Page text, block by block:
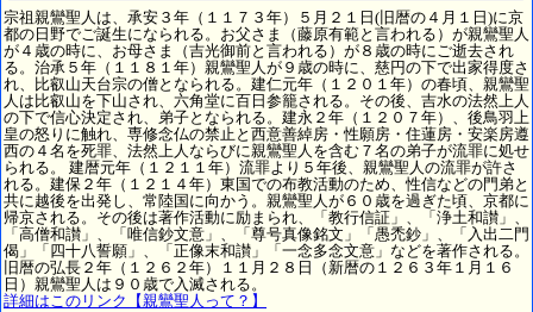
宗祖親鸞聖人は、承安３年（１１７３年）５月２１日(旧暦の４月１日)に京
都の日野でご誕生になられる。お父さま（藤原有範と言われる）が親鸞聖人
が４歳の時に、お母さま（吉光御前と言われる）が８歳の時にご逝去され
る。治承５年（１１８１年）親鸞聖人が９歳の時に、慈円の下で出家得度さ
れ、比叡山天台宗の僧となられる。建仁元年（１２０１年）の春頃、親鸞聖
人は比叡山を下山され、六角堂に百日参籠される。その後、吉水の法然上人
の下で信心決定され、弟子となられる。建永２年（１２０７年）、後鳥羽上
皇の怒りに触れ、専修念仏の禁止と西意善綽房・性願房・住蓮房・安楽房遵
西の４名を死罪、法然上人ならびに親鸞聖人を含む７名の弟子が流罪に処せ
られる。 建暦元年（１２１１年）流罪より５年後、親鸞聖人の流罪が許さ
れる。建保２年（１２１４年）東国での布教活動のため、性信などの門弟と
共に越後を出発し、常陸国に向かう。親鸞聖人が６０歳を過ぎた頃、京都に
帰京される。その後は著作活動に励まられ、「教行信証」、「浄土和讃」、
「高僧和讃」、「唯信鈔文意」、「尊号真像銘文」「愚禿鈔」、「入出二門
偈」「四十八誓願」、「正像末和讃」「一念多念文意」などを著作される。
旧暦の弘長２年（１２６２年）１１月２８日（新暦の１２６３年１月１６
日）親鸞聖人は９０歳で入滅される。
詳細はこのリンク【親鸞聖人って？】